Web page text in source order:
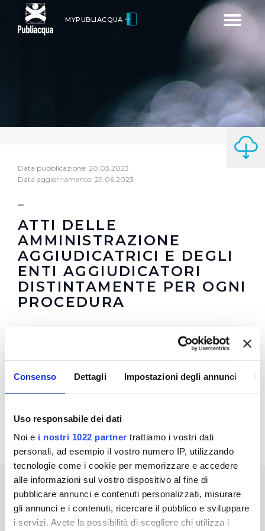
Consenso Dettagli Impostazioni degli annunci
Uso responsabile dei dati
Noi e i nostri 1022 partner trattiamo i vostri dati
personali, ad esempio il vostro numero IP, utilizzando
tecnologie come i cookie per memorizzare e accedere
alle informazioni sul vostro dispositivo al fine di
pubblicare annunci e contenuti personalizzati, misurare
gli annunci e i contenuti, ricercare il pubblico e sviluppare
i servizi. Avete la possibilità di scegliere chi utilizza i
Toggle
MYPUBLIACQUA
Data pubblicazione: 20.03.2023
Data aggiornamento: 29.06.2023
ATTI DELLE
AMMINISTRAZIONE
AGGIUDICATRICI E DEGLI
ENTI AGGIUDICATORI
DISTINTAMENTE PER OGNI
PROCEDURA
In questa sezione è possibile trovare iBandi di
Sistema Qualifica
In questa sezione puoi trovare il
programma degli
« prima ‹ precedente … 9 10 11
13
14 15 16 17